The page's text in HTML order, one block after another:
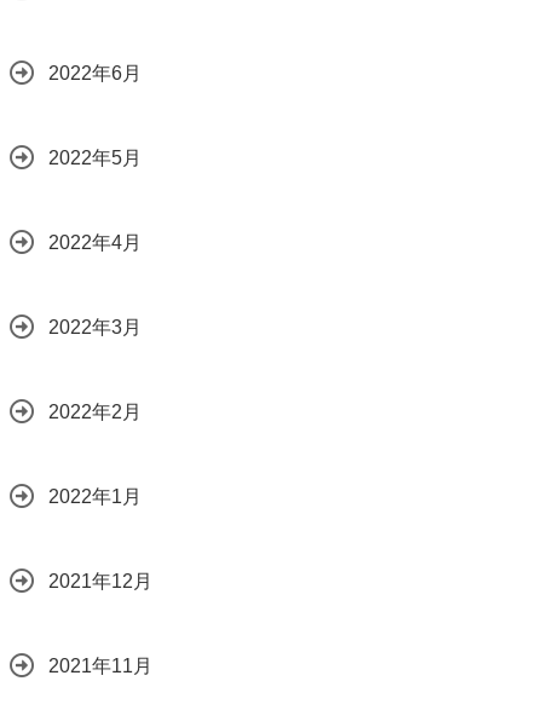
2022年6月
2022年5月
2022年4月
2022年3月
2022年2月
2022年1月
2021年12月
2021年11月